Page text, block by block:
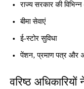
राज्य सरकार की
बीमा सेवाएं
ई-स्टोर सुविधा
पेंशन, प्रमाण पत्र और
वरिष्ठ अधिकारियों